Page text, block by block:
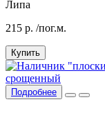
Липа
215 р. /пог.м.
Купить
Подробнее